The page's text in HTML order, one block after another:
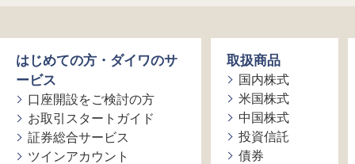
はじめての方・ダイワのサ
ービス
口座開設をご検討の方
お取引スタートガイド
証券総合サービス
ツインアカウント
取扱商品
国内株式
米国株式
中国株式
投資信託
債券